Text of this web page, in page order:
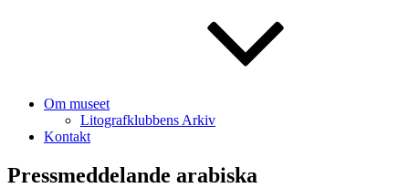
Om museet
Litografklubbens Arkiv
Kontakt
Pressmeddelande arabiska